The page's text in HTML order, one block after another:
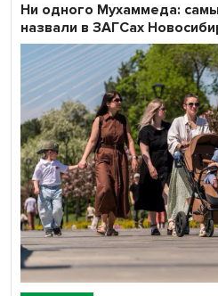
Ни одного Мухаммеда:
назвали в ЗАГСах